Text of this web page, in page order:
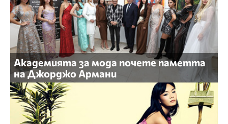
Академията за мода почете паметта
на Джорджо Армани